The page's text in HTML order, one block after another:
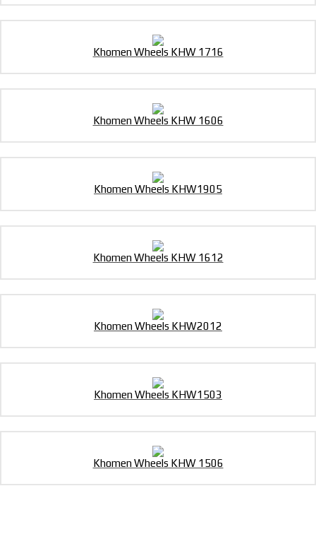
Khomen Wheels KHW 1716
Khomen Wheels KHW 1606
Khomen Wheels KHW1905
Khomen Wheels KHW 1612
Khomen Wheels KHW2012
Khomen Wheels KHW1503
Khomen Wheels KHW 1506